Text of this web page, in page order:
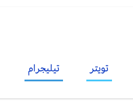
تويتر تيليجرام